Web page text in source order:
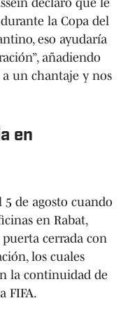
declaró que le
la Copa del
eso ayudaría
añadiendo
un chantaje y nos
en
de agosto cuando
en Rabat,
cerrada con
los cuales
la continuidad de
FIFA.